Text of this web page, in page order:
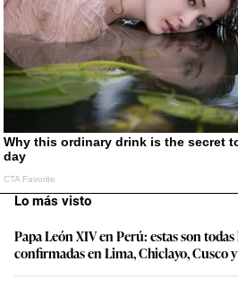
Lo más visto
Papa León XIV en Perú: estas son
confirmadas en Lima, Chiclayo, Cusco